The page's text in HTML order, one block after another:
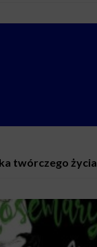
twórczego życia